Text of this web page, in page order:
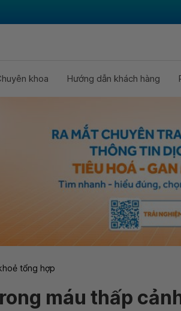
khoa Hướng dẫn khách hàng
tổng hợp
máu thấp